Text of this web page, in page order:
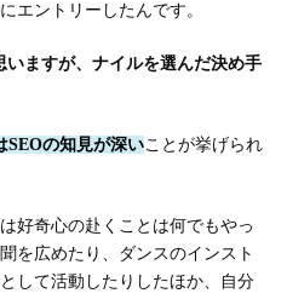
エントリーしたんです。
ますが、ナイルを選んだ決め手
SEOの知見が深いことが挙げられ
好奇心の赴くことは何でもやっ
を広めたり、ダンスのインスト
して活動したりしたほか、自分